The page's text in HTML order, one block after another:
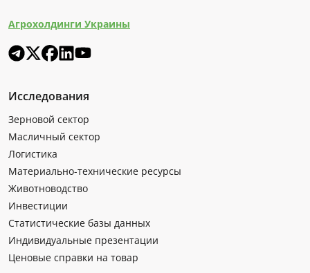
Агрохолдинги Украины
Исследования
Зерновой сектор
Масличный сектор
Логистика
Материально-технические ресурсы
Животноводство
Инвестиции
Статистические базы данных
Индивидуальные презентации
Ценовые справки на товар